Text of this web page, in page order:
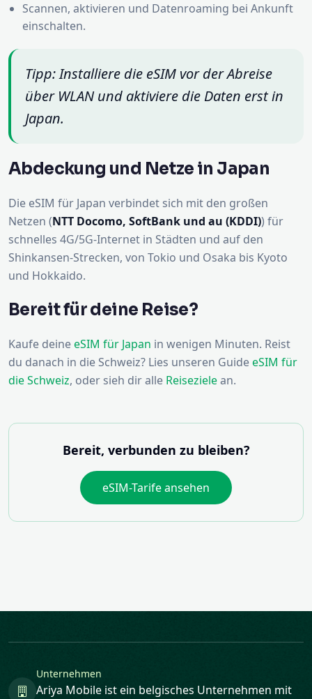
Scannen, aktivieren und Datenroaming bei Ankunft
einschalten.
Tipp: Installiere die eSIM vor der Abreise
über WLAN und aktiviere die Daten erst in
Japan.
Abdeckung und Netze in Japan
Die eSIM für Japan verbindet sich mit den großen
Netzen (NTT Docomo, SoftBank und au (KDDI)) für
schnelles 4G/5G-Internet in Städten und auf den
Shinkansen-Strecken, von Tokio und Osaka bis Kyoto
und Hokkaido.
Bereit für deine Reise?
Kaufe deineeSIM für Japan in wenigen Minuten. Reist
du danach in die Schweiz? Lies unseren GuideeSIM für
die Schweiz, oder sieh dir alle Reisezielean.
Bereit, verbunden zu bleiben?
eSIM-Tarife ansehen
Unternehmen
Ariya Mobile ist ein belgisches Unternehmen mit